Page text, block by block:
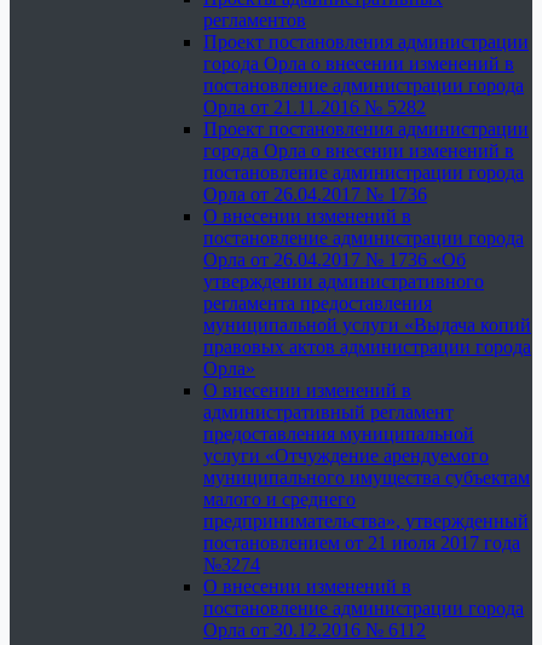
регламентов
Проект постановления администрации
города Орла о внесении изменений в
постановление администрации города
Орла от 21.11.2016 № 5282
Проект постановления администрации
города Орла о внесении изменений в
постановление администрации города
Орла от 26.04.2017 № 1736
О внесении изменений в
постановление администрации города
Орла от 26.04.2017 № 1736 «Об
утверждении административного
регламента предоставления
муниципальной услуги «Выдача копий
правовых актов администрации города
Орла»
О внесении изменений в
административный регламент
предоставления муниципальной
услуги «Отчуждение арендуемого
муниципального имущества субъектам
малого и среднего
предпринимательства», утвержденный
постановлением от 21 июля 2017 года
№3274
О внесении изменений в
постановление администрации города
Орла от 30.12.2016 № 6112